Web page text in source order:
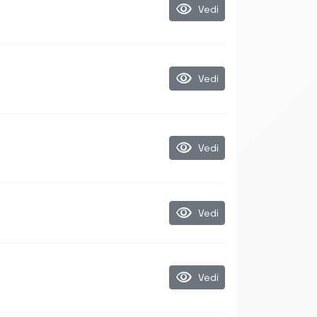
visibility Vedi
visibility Vedi
visibility Vedi
visibility Vedi
visibility Vedi